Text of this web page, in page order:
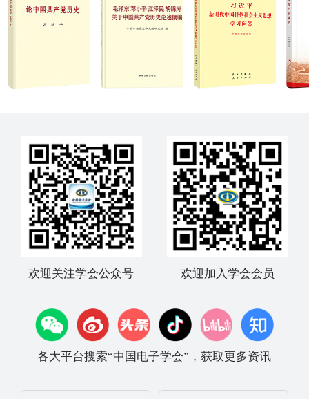
欢迎关注学会公众号 欢迎加入学会会员
各大平台搜索“中国电子学会”，获取更多资讯